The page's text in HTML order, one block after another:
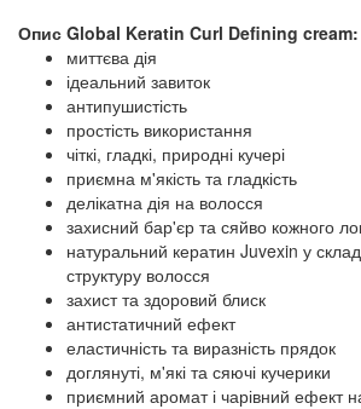
Опис Global Keratin Curl Defining cream:
миттєва дія
ідеальний завиток
антипушистість
простість використання
чіткі, гладкі, природні кучері
приємна м'якість та гладкість
делікатна дія на волосся
захисний бар'єр та сяйво кожного
натуральний кератин Juvexin у
структуру волосся
захист та здоровий блиск
антистатичний ефект
еластичність та виразність прядок
доглянуті, м'які та сяючі кучерики
приємний аромат і чарівний ефект